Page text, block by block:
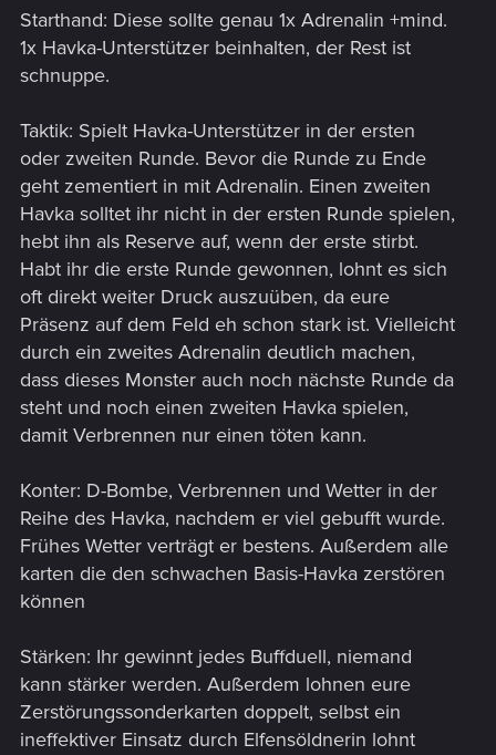
Starthand: Diese sollte genau 1x Adrenalin +mind.
1x Havka-Unterstützer beinhalten, der Rest ist
schnuppe.
Taktik: Spielt Havka-Unterstützer in der ersten
oder zweiten Runde. Bevor die Runde zu Ende
geht zementiert in mit Adrenalin. Einen zweiten
Havka solltet ihr nicht in der ersten Runde spielen,
hebt ihn als Reserve auf, wenn der erste stirbt.
Habt ihr die erste Runde gewonnen, lohnt es sich
oft direkt weiter Druck auszuüben, da eure
Präsenz auf dem Feld eh schon stark ist. Vielleicht
durch ein zweites Adrenalin deutlich machen,
dass dieses Monster auch noch nächste Runde da
steht und noch einen zweiten Havka spielen,
damit Verbrennen nur einen töten kann.
Konter: D-Bombe, Verbrennen und Wetter in der
Reihe des Havka, nachdem er viel gebufft wurde.
Frühes Wetter verträgt er bestens. Außerdem alle
karten die den schwachen Basis-Havka zerstören
können
Stärken: Ihr gewinnt jedes Buffduell, niemand
kann stärker werden. Außerdem lohnen eure
Zerstörungssonderkarten doppelt, selbst ein
ineffektiver Einsatz durch Elfensöldnerin lohnt